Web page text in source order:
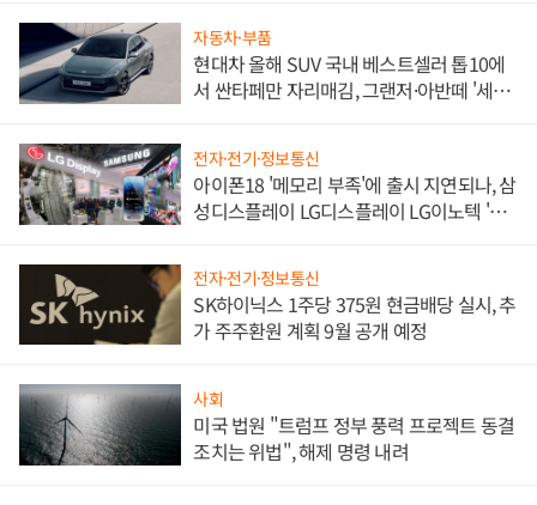
자동차·부품
현대차 올해 SUV 국내 베스트셀러 톱10에
서 싼타페만 자리매김, 그랜저·아반떼 '세단
전자·전기·정보통신
아이폰18 '메모리 부족'에 출시 지연되나, 삼
성디스플레이 LG디스플레이 LG이노텍 '탈
전자·전기·정보통신
SK하이닉스 1주당 375원 현금배당 실시, 추
가 주주환원 계획 9월 공개 예정
사회
미국 법원 "트럼프 정부 풍력 프로젝트 동결
조치는 위법", 해제 명령 내려